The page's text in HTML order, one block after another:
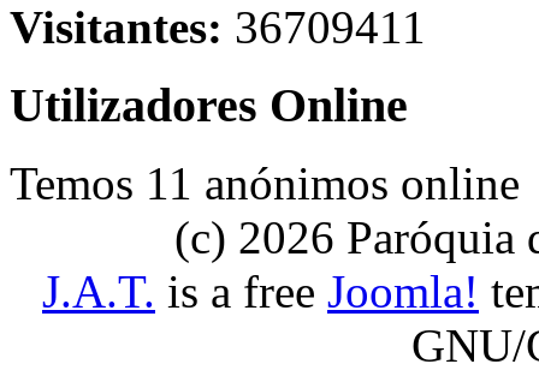
Visitantes: 36709411
Utilizadores Online
Temos 11 anónimos online
(c) 2026 Paróquia
J.A.T. is a free Joomla!
GNU/